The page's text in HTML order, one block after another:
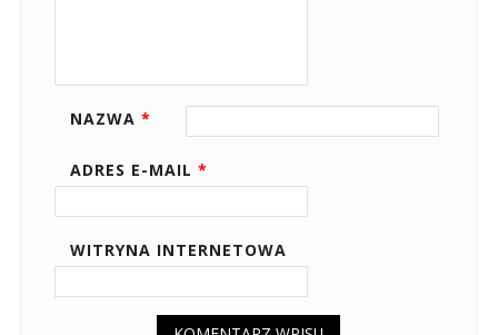
NAZWA *
ADRES E-MAIL *
WITRYNA INTERNETOWA